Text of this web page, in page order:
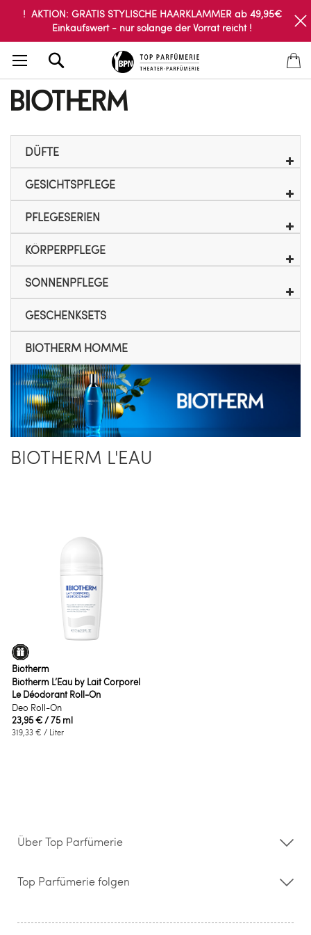
! AKTION: GRATIS STYLISCHE HAARKLAMMER ab 49,95€
Einkaufswert - nur solange der Vorrat reicht !
DÜFTE
GESICHTSPFLEGE
PFLEGESERIEN
KÖRPERPFLEGE
SONNENPFLEGE
GESCHENKSETS
BIOTHERM HOMME
BIOTHERM L'EAU
Biotherm
Biotherm L’Eau by Lait Corporel
Le Déodorant Roll-On
Deo Roll-On
23,95 € / 75 ml
319,33 € / Liter
Über Top Parfümerie
Storefinder
Kontakt
Top Parfümerie folgen